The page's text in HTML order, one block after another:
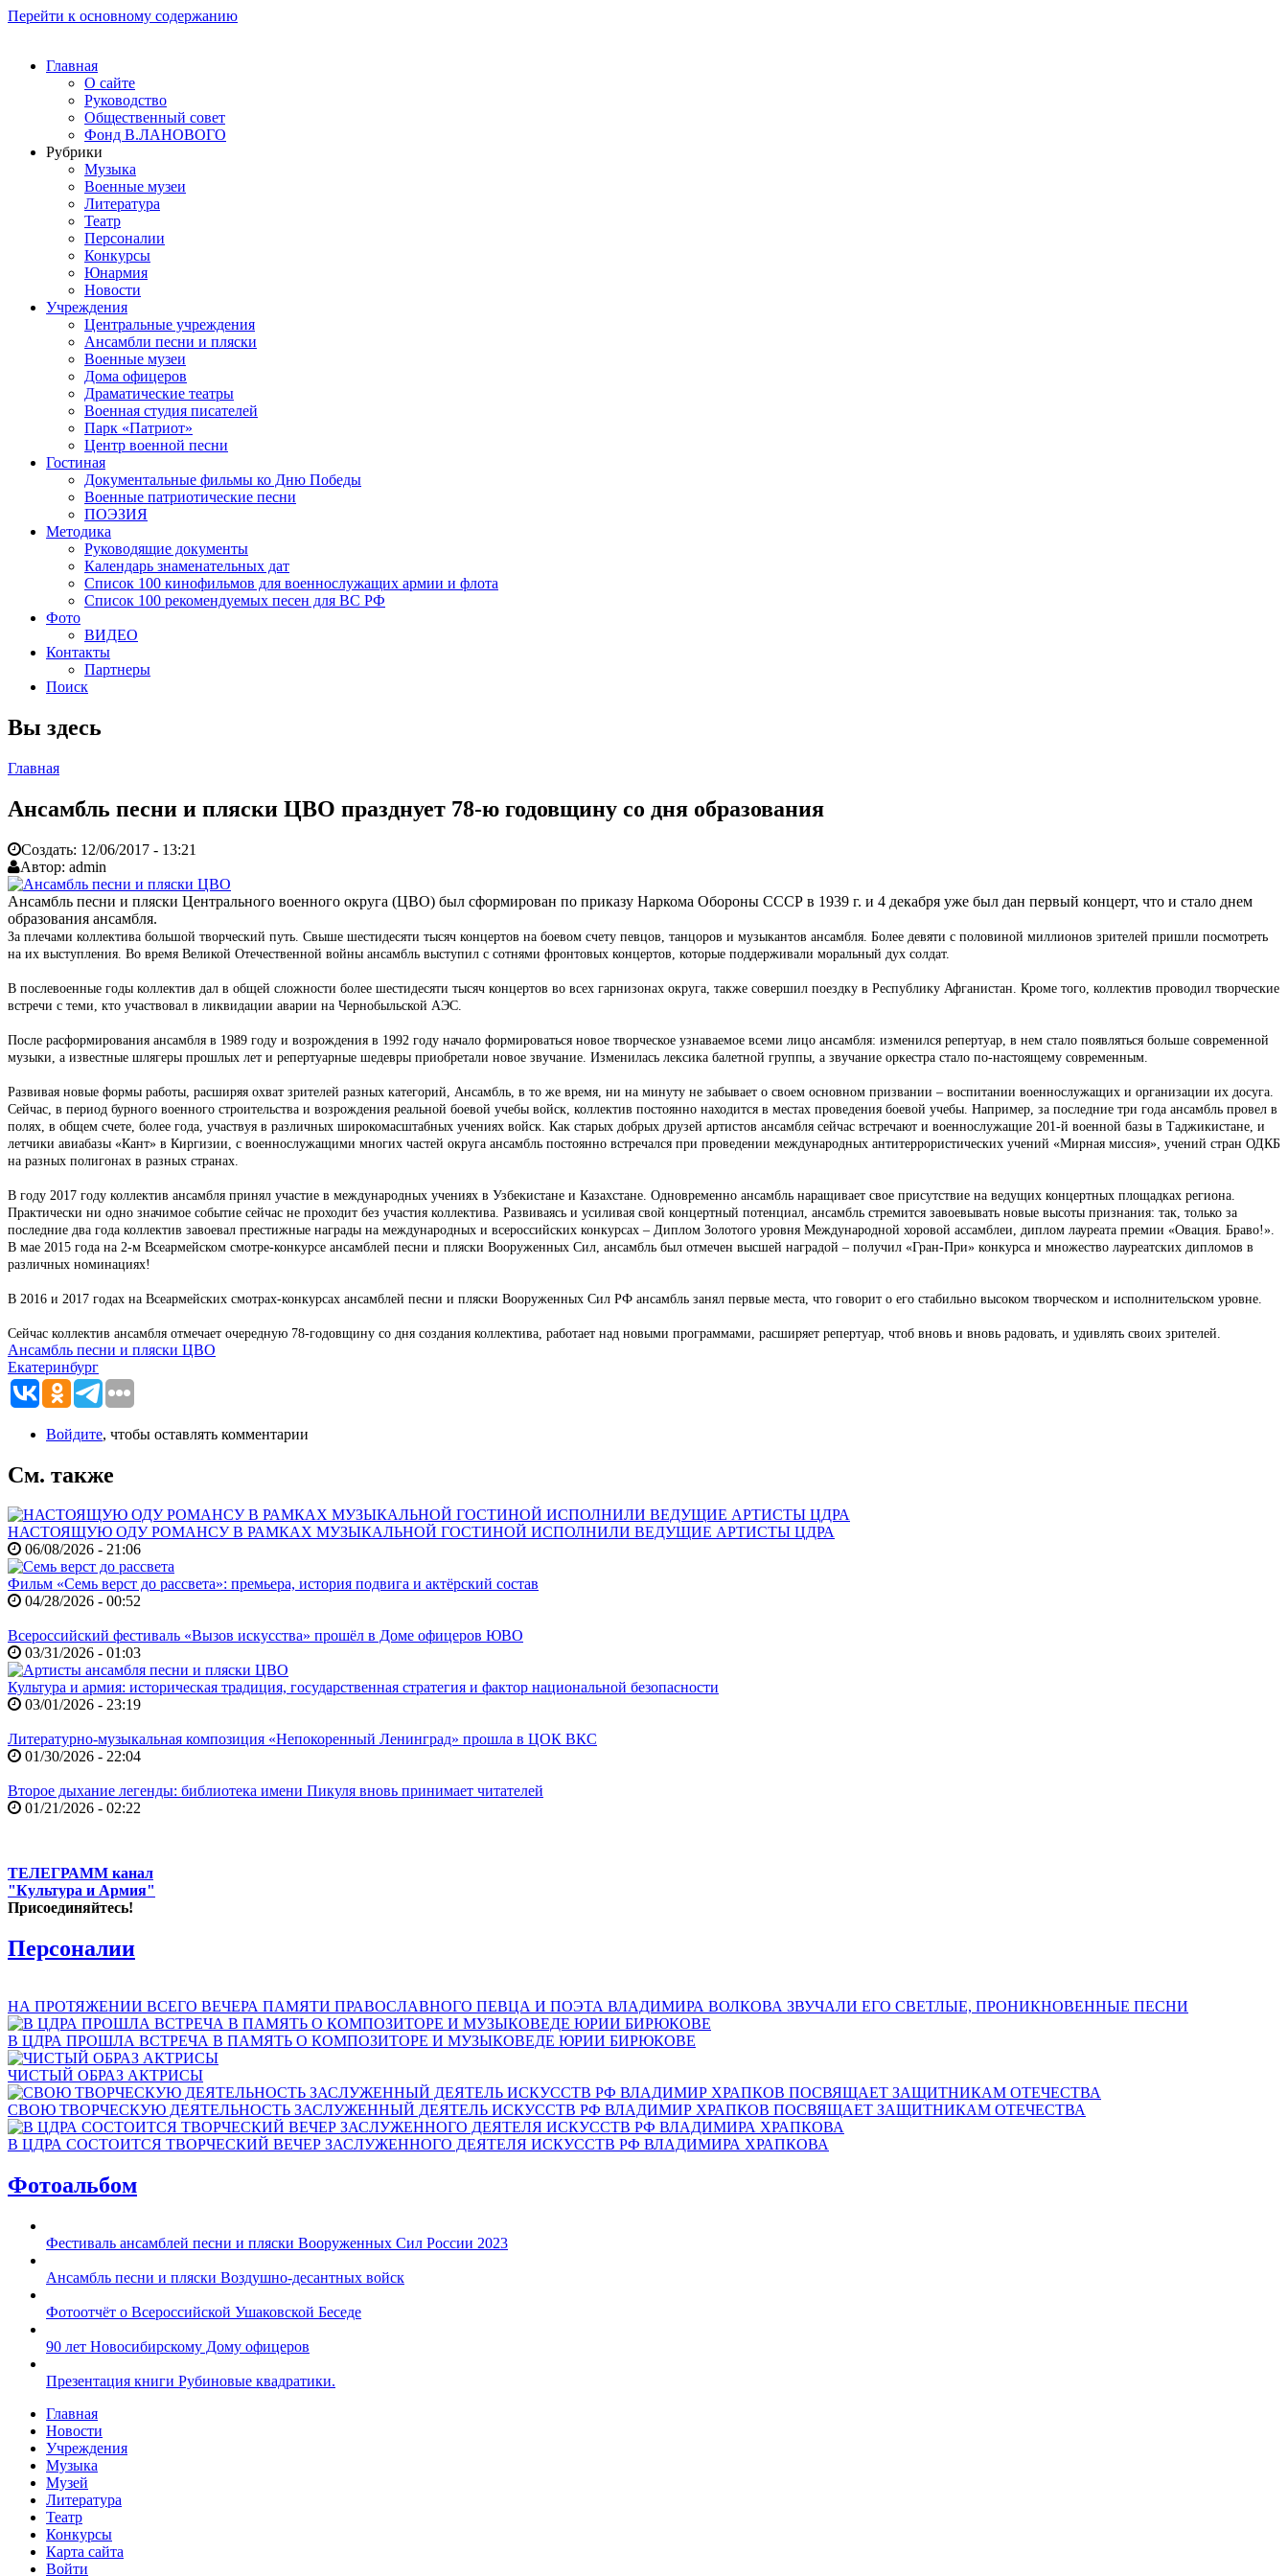
Перейти к основному содержанию
Главная
О сайте
Руководство
Общественный совет
Фонд В.ЛАНОВОГО
Рубрики
Музыка
Военные музеи
Литература
Театр
Персоналии
Конкурсы
Юнармия
Новости
Учреждения
Центральные учреждения
Ансамбли песни и пляски
Военные музеи
Дома офицеров
Драматические театры
Военная студия писателей
Парк «Патриот»
Центр военной песни
Гостиная
Документальные фильмы ко Дню Победы
Военные патриотические песни
ПОЭЗИЯ
Методика
Руководящие документы
Календарь знаменательных дат
Список 100 кинофильмов для военнослужащих армии и флота
Список 100 рекомендуемых песен для ВС РФ
Фото
ВИДЕО
Контакты
Партнеры
Поиск
Вы здесь
Главная
Ансамбль песни и пляски ЦВО празднует 78-ю годовщину со дня образования
Создать: 12/06/2017 - 13:21
Автор: admin
Ансамбль песни и пляски Центрального военного округа (ЦВО) был сформирован по приказу Наркома Обороны СССР в 1939 г. и 4 декабря уже был дан первый концерт, что и стало днем
образования ансамбля.
За плечами коллектива большой творческий путь. Свыше шестидесяти тысяч концертов на боевом счету певцов, танцоров и музыкантов ансамбля. Более девяти с половиной миллионов зрителей пришли посмотреть
на их выступления. Во время Великой Отечественной войны ансамбль выступил с сотнями фронтовых концертов, которые поддерживали моральный дух солдат.
В послевоенные годы коллектив дал в общей сложности более шестидесяти тысяч концертов во всех гарнизонах округа, также совершил поездку в Республику Афганистан. Кроме того, коллектив проводил творческие
встречи с теми, кто участвовал в ликвидации аварии на Чернобыльской АЭС.
После расформирования ансамбля в 1989 году и возрождения в 1992 году начало формироваться новое творческое узнаваемое всеми лицо ансамбля: изменился репертуар, в нем стало появляться больше современной
музыки, а известные шлягеры прошлых лет и репертуарные шедевры приобретали новое звучание. Изменилась лексика балетной группы, а звучание оркестра стало по-настоящему современным.
Развивая новые формы работы, расширяя охват зрителей разных категорий, Ансамбль, в то же время, ни на минуту не забывает о своем основном призвании – воспитании военнослужащих и организации их досуга.
Сейчас, в период бурного военного строительства и возрождения реальной боевой учебы войск, коллектив постоянно находится в местах проведения боевой учебы. Например, за последние три года ансамбль провел в
полях, в общем счете, более года, участвуя в различных широкомасштабных учениях войск. Как старых добрых друзей артистов ансамбля сейчас встречают и военнослужащие 201-й военной базы в Таджикистане, и
летчики авиабазы «Кант» в Киргизии, с военнослужащими многих частей округа ансамбль постоянно встречался при проведении международных антитеррористических учений «Мирная миссия», учений стран ОДКБ
на разных полигонах в разных странах.
В году 2017 году коллектив ансамбля принял участие в международных учениях в Узбекистане и Казахстане. Одновременно ансамбль наращивает свое присутствие на ведущих концертных площадках региона.
Практически ни одно значимое событие сейчас не проходит без участия коллектива. Развиваясь и усиливая свой концертный потенциал, ансамбль стремится завоевывать новые высоты признания: так, только за
последние два года коллектив завоевал престижные награды на международных и всероссийских конкурсах – Диплом Золотого уровня Международной хоровой ассамблеи, диплом лауреата премии «Овация. Браво!».
В мае 2015 года на 2-м Всеармейском смотре-конкурсе ансамблей песни и пляски Вооруженных Сил, ансамбль был отмечен высшей наградой – получил «Гран-При» конкурса и множество лауреатских дипломов в
различных номинациях!
В 2016 и 2017 годах на Всеармейских смотрах-конкурсах ансамблей песни и пляски Вооруженных Сил РФ ансамбль занял первые места, что говорит о его стабильно высоком творческом и исполнительском уровне.
Сейчас коллектив ансамбля отмечает очередную 78-годовщину со дня создания коллектива, работает над новыми программами, расширяет репертуар, чтоб вновь и вновь радовать, и удивлять своих зрителей.
Ансамбль песни и пляски ЦВО
Екатеринбург
Войдите, чтобы оставлять комментарии
См. также
НАСТОЯЩУЮ ОДУ РОМАНСУ В РАМКАХ МУЗЫКАЛЬНОЙ ГОСТИНОЙ ИСПОЛНИЛИ ВЕДУЩИЕ АРТИСТЫ ЦДРА
06/08/2026 - 21:06
Фильм «Семь верст до рассвета»: премьера, история подвига и актёрский состав
04/28/2026 - 00:52
Всероссийский фестиваль «Вызов искусства» прошёл в Доме офицеров ЮВО
03/31/2026 - 01:03
Культура и армия: историческая традиция, государственная стратегия и фактор национальной безопасности
03/01/2026 - 23:19
Литературно-музыкальная композиция «Непокоренный Ленинград» прошла в ЦОК ВКС
01/30/2026 - 22:04
Второе дыхание легенды: библиотека имени Пикуля вновь принимает читателей
01/21/2026 - 02:22
ТЕЛЕГРАММ канал
"Культура и Армия"
Присоединяйтесь!
Персоналии
НА ПРОТЯЖЕНИИ ВСЕГО ВЕЧЕРА ПАМЯТИ ПРАВОСЛАВНОГО ПЕВЦА И ПОЭТА ВЛАДИМИРА ВОЛКОВА ЗВУЧАЛИ ЕГО СВЕТЛЫЕ, ПРОНИКНОВЕННЫЕ ПЕСНИ
В ЦДРА ПРОШЛА ВСТРЕЧА В ПАМЯТЬ О КОМПОЗИТОРЕ И МУЗЫКОВЕДЕ ЮРИИ БИРЮКОВЕ
ЧИСТЫЙ ОБРАЗ АКТРИСЫ
СВОЮ ТВОРЧЕСКУЮ ДЕЯТЕЛЬНОСТЬ ЗАСЛУЖЕННЫЙ ДЕЯТЕЛЬ ИСКУССТВ РФ ВЛАДИМИР ХРАПКОВ ПОСВЯЩАЕТ ЗАЩИТНИКАМ ОТЕЧЕСТВА
В ЦДРА СОСТОИТСЯ ТВОРЧЕСКИЙ ВЕЧЕР ЗАСЛУЖЕННОГО ДЕЯТЕЛЯ ИСКУССТВ РФ ВЛАДИМИРА ХРАПКОВА
Фотоальбом
Фестиваль ансамблей песни и пляски Вооруженных Сил России 2023
Ансамбль песни и пляски Воздушно-десантных войск
Фотоотчёт о Всероссийской Ушаковской Беседе
90 лет Новосибирскому Дому офицеров
Презентация книги Рубиновые квадратики.
Главная
Новости
Учреждения
Музыка
Музей
Литература
Театр
Конкурсы
Карта сайта
Войти